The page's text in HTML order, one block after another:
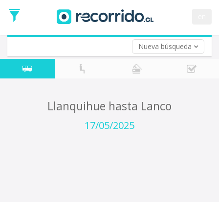
Nueva búsqueda
de
Ida
Vuelta (opcional)
Fecha
de
Llanquihue hasta Lanco
17/05/2025